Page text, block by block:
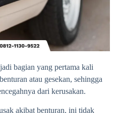
bagian yang pertama kali
atau gesekan, sehingga
dari kerusakan.
akibat benturan, ini tidak